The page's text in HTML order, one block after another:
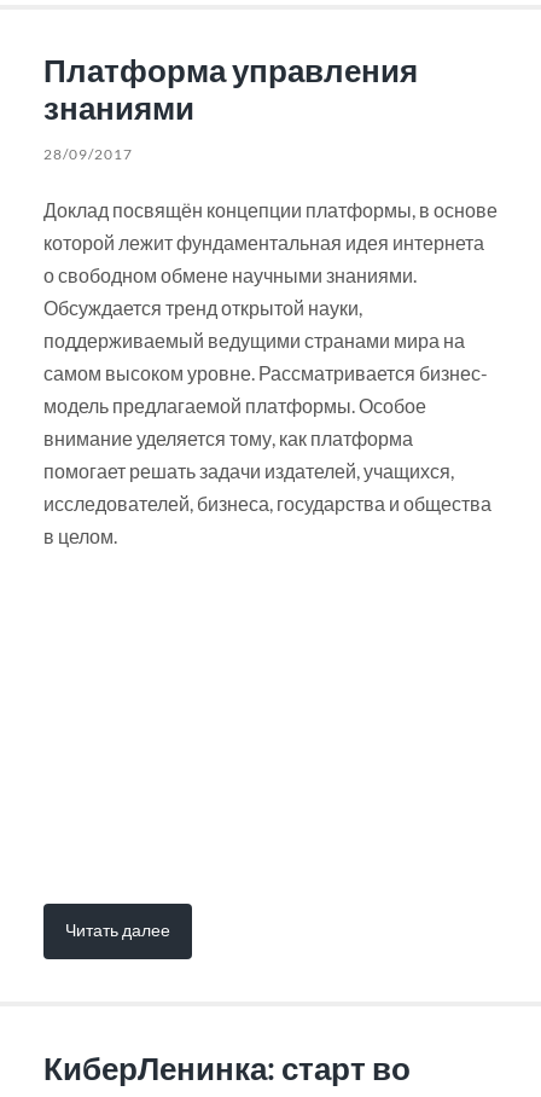
Платформа управления
знаниями
28/09/2017
Доклад посвящён концепции платформы, в основе
которой лежит фундаментальная идея интернета
о свободном обмене научными знаниями.
Обсуждается тренд открытой науки,
поддерживаемый ведущими странами мира на
самом высоком уровне. Рассматривается бизнес-
модель предлагаемой платформы. Особое
внимание уделяется тому, как платформа
помогает решать задачи издателей, учащихся,
исследователей, бизнеса, государства и общества
в целом.
Читать далее
КиберЛенинка: старт во